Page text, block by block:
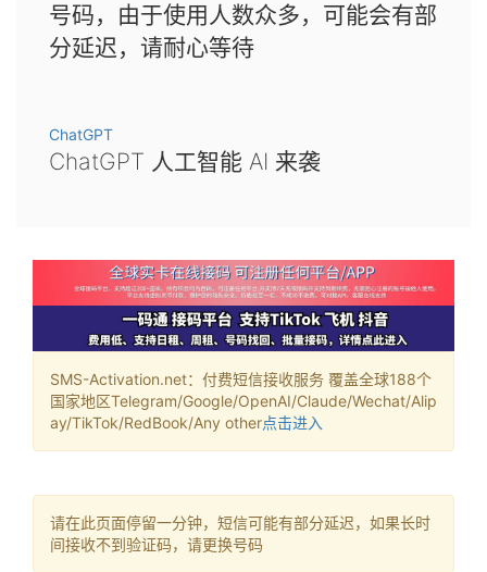
号码，由于使用人数众多，可能会有部
分延迟，请耐心等待
ChatGPT
ChatGPT 人工智能 AI 来袭
SMS-Activation.net：付费短信接收服务 覆盖全球188个
国家地区Telegram/Google/OpenAI/Claude/Wechat/Alip
ay/TikTok/RedBook/Any other点击进入
请在此页面停留一分钟，短信可能有部分延迟，如果长时
间接收不到验证码，请更换号码